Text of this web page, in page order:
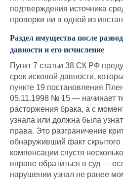
подтверждения источника
проверки ни в одной из
Раздел имущества после
давности и его исчисление
Пункт 7 статьи 38 СК РФ
срок исковой давности,
пункте 19 постановления
05.11.1998 № 15 — начинает
расторжения брака, а с
узнала или должна была
права. Это разграничение
обнаруживший факт
компенсации спустя
вправе обратиться в суд —
нарушении узнал не ранее